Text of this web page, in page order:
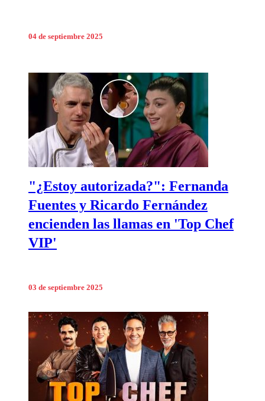
04 de septiembre 2025
"¿Estoy autorizada?": Fernanda
Fuentes y Ricardo Fernández
encienden las llamas en 'Top Chef
VIP'
03 de septiembre 2025